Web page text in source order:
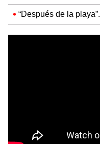
“Después de la playa”.